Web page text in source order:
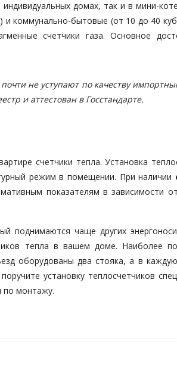
домах, так и в мини-
и коммунально-бытовые (от 10 до 40
счетчики газа. Основное
не уступают по качеству
и аттестован в Госстандарте.
счетчики тепла. Установка
режим в помещении. При наличии
показателям в зависимости
поднимаются чаще других
тепла в вашем доме. Наиболее
оборудованы два стояка, а в
установку теплосчетчиков
по монтажу.